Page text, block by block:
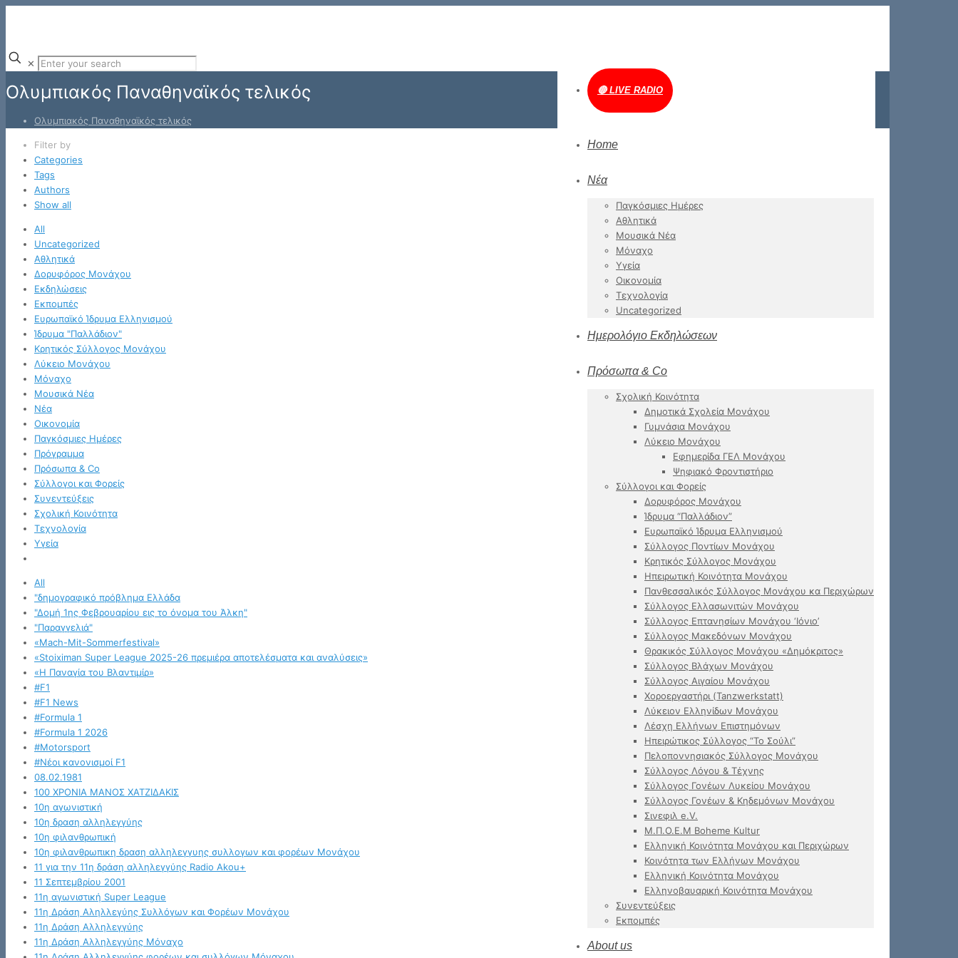
🔴 LIVE RADIO
Home
Νέα
Παγκόσμιες Ημέρες
Αθλητικά
Μουσικά Νέα
Μόναχο
Υγεία
Οικονομία
Τεχνολογία
Uncategorized
Ημερολόγιο Εκδηλώσεων
Πρόσωπα & Co
Σχολική Κοινότητα
Δημοτικά Σχολεία Μονάχου
Γυμνάσια Μονάχου
Λύκειο Μονάχου
Εφημερίδα ΓΕΛ Μονάχου
Ψηφιακό Φροντιστήριο
Σύλλογοι και Φορείς
Δορυφόρος Μονάχου
Ίδρυμα “Παλλάδιον”
Ευρωπαϊκό Ίδρυμα Ελληνισμού
Σύλλογος Ποντίων Μονάχου
Κρητικός Σύλλογος Μονάχου
Ηπειρωτική Κοινότητα Μονάχου
Πανθεσσαλικός Σύλλογος Μονάχου κα Περιχώρων
Σύλλογος Ελλασωνιτών Μονάχου
Σύλλογος Επτανησίων Μονάχου ‘Ιόνιο’
Σύλλογος Μακεδόνων Μονάχου
Θρακικός Σύλλογος Μονάχου «Δημόκριτος»
Σύλλογος Βλάχων Μονάχου
Σύλλογος Αιγαίου Μονάχου
Χοροεργαστήρι (Tanzwerkstatt)
Λύκειον Ελληνίδων Μονάχου
Λέσχη Ελλήνων Επιστημόνων
Ηπειρώτικος Σύλλογος “Το Σούλι”
Πελοποννησιακός Σύλλογος Μονάχου
Σύλλογος Λόγου & Τέχνης
Σύλλογος Γονέων Λυκείου Μονάχου
Σύλλογος Γονέων & Κηδεμόνων Μονάχου
Σινεφιλ e.V.
Μ.Π.Ο.Ε.Μ Boheme Kultur
Ελληνική Κοινότητα Μονάχου και Περιχώρων
Κοινότητα των Ελλήνων Μονάχου
Ελληνική Κοινότητα Μονάχου
Ελληνοβαυαρική Κοινότητα Μονάχου
Συνεντεύξεις
Εκπομπές
About us
✕
Ολυμπιακός Παναθηναϊκός τελικός
Ολυμπιακός Παναθηναϊκός τελικός
Filter by
Categories
Tags
Authors
Show all
All
Uncategorized
Αθλητικά
Δορυφόρος Μονάχου
Εκδηλώσεις
Εκπομπές
Ευρωπαϊκό Ίδρυμα Ελληνισμού
Ίδρυμα "Παλλάδιον"
Κρητικός Σύλλογος Μονάχου
Λύκειο Μονάχου
Μόναχο
Μουσικά Νέα
Νέα
Οικονομία
Παγκόσμιες Ημέρες
Πρόγραμμα
Πρόσωπα & Co
Σύλλογοι και Φορείς
Συνεντεύξεις
Σχολική Κοινότητα
Τεχνολογία
Υγεία
All
"δημογραφικό πρόβλημα Ελλάδα
"Δομή 1ης Φεβρουαρίου εις το όνομα του Άλκη"
"Παραγγελιά"
«Mach-Mit-Sommerfestival»
«Stoiximan Super League 2025-26 πρεμιέρα αποτελέσματα και αναλύσεις»
«Η Παναγία του Βλαντιμίρ»
#F1
#F1 News
#Formula 1
#Formula 1 2026
#Motorsport
#Νέοι κανονισμοί F1
08.02.1981
100 ΧΡΟΝΙΑ ΜΑΝΟΣ ΧΑΤΖΙΔΑΚΙΣ
10η αγωνιστική
10η δραση αλληλεγγύης
10η φιλανθρωπική
10η φιλανθρωπικη δραση αλληλεγγυης συλλογων και φορέων Μονάχου
11 για την 11η δράση αλληλεγγύης Radio Akou+
11 Σεπτεμβρίου 2001
11η αγωνιστική Super League
11η Δράση Αληλλεγύης Συλλόγων και Φορέων Μονάχου
11η Δράση Αλληλεγγύης
11η Δράση Αλληλεγγύης Μόναχο